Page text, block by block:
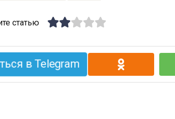
статью
в Telegram